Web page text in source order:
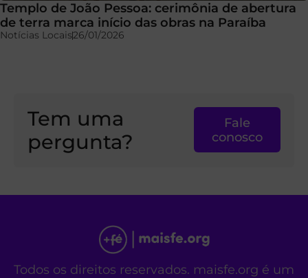
Templo de João Pessoa: cerimônia de abertura
de terra marca início das obras na Paraíba
Notícias Locais26/01/2026
Tem uma
pergunta?
Fale
conosco
Todos os direitos reservados. maisfe.org é um